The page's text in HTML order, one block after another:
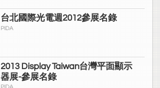
台北國際光電週2012參展名錄
PIDA
2013 Display Taiwan台灣平面顯示
器展-參展名錄
PIDA